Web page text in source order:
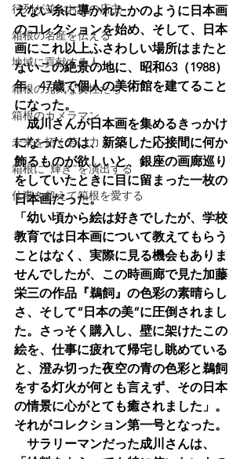
行列が並ぶお店の店主
箱根の名産を伝える
地域に貢献する人
箱根の元気な女性たち
箱根のカメラマン
未来を拓く若い力
箱根に“輝き”を演出する
仕事を超えて箱根を愛する
えない糸に導かれたかのように日本画
のコレクションを始め、そして、日本
画にこれ以上ふさわしい場所はまたと
ないこの絶景の地に、昭和63（1988）
年、47歳で個人の美術館を建てること
になった。
成川さんが日本画を集めるきっかけ
になったのは、新築した応接間に何か
飾るものが欲しいと、銀座の画廊巡り
をしていたときに目に留まった一枚の
日本画だった。
「幼い頃から絵は好きでしたが、学校
教育では日本画について教えてもらう
ことはなく、実際に見る機会もありま
せんでしたが、この時画廊で見た加藤
栄三の作品『鵜飼』の色彩の素晴らし
さ、そして“日本の美”に圧倒されまし
た。さっそく購入し、壁に架けたこの
絵を、仕事に疲れて帰宅し眺めている
と、澄み切った夜空の青の色彩と鵜飼
をする灯火が何とも言えず、その日本
の情景に心がとても癒されました」。
それがコレクション第一号となった。
サラリーマンだった成川さんは、